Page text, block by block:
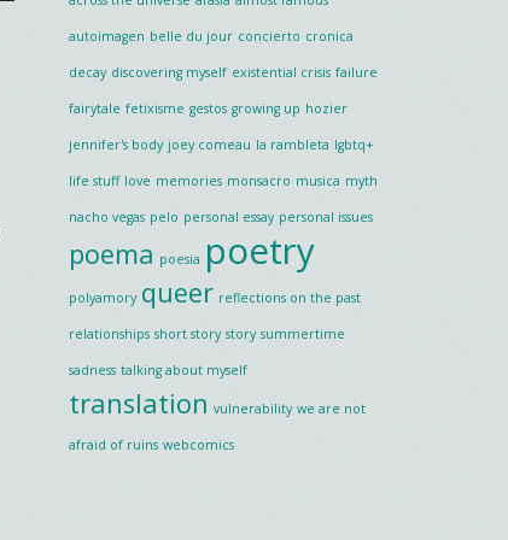
autoimagen belle du jour concierto cronica
decay discovering myself existential crisis failure
fairytale fetixisme gestos growing up hozier
jennifer's body joey comeau la rambleta lgbtq+
life stuff love memories monsacro musica myth
nacho vegas pelo personal essay personal issues
poema poesia poetry
polyamory queer reflections on the past
relationships short story story summertime
sadness talking about myself
translation vulnerability we are not
afraid of ruins webcomics